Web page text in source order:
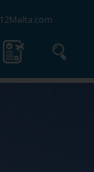
12Malta.com